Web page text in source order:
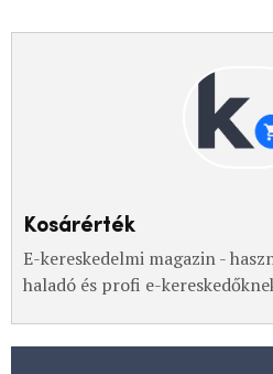
Kosárérték
E-kereskedelmi magazin -
haladó és profi e-